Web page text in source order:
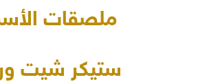
ملصقات
ستيكر شيت